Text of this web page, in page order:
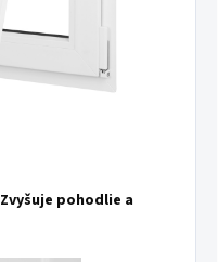
Zvyšuje pohodlie a